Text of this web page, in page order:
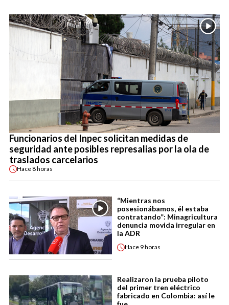
Funcionarios del Inpec solicitan medidas de
seguridad ante posibles represalias por la ola de
traslados carcelarios
Hace8 horas
“Mientras nos
posesionábamos, él estaba
contratando”: Minagricultura
denuncia movida irregular en
la ADR
Hace 9 horas
Realizaron la prueba piloto
del primer tren eléctrico
fabricado en Colombia: así le